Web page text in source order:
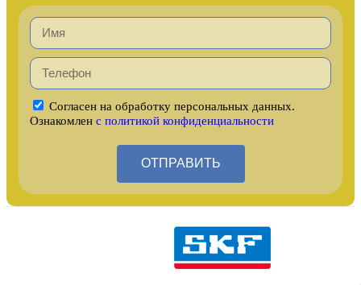
Согласен на обработку персональных данных.
Ознакомлен с политикой конфиденциальности
ОТПРАВИТЬ